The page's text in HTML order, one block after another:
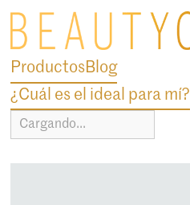
ProductosBlog
Cargando...
¿Cuál es el ideal para mí?